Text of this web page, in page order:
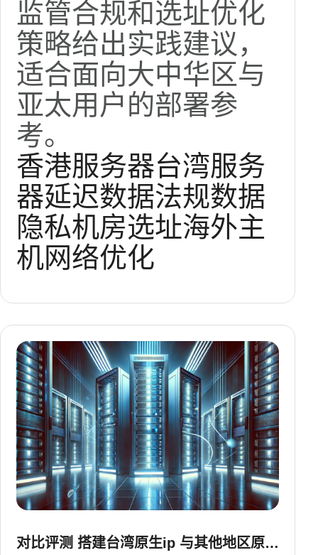
监管合规和选址优化
策略给出实践建议，
适合面向大中华区与
亚太用户的部署参
考。
香港服务器台湾服务
器延迟数据法规数据
隐私机房选址海外主
机网络优化
对比评测 搭建台湾原生ip 与其他地区原生